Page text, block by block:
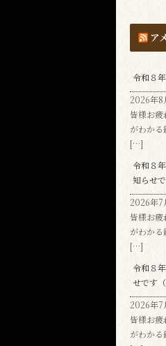
ア
令和８
2026年8
皆様お
がわか
[…]
令和８
知らせで
2026年7
皆様お
がわか
[…]
令和８
せです（
2026年7
皆様お
がわか